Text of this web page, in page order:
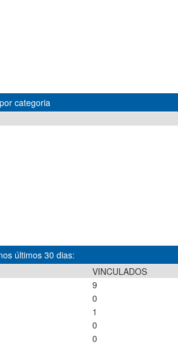
categoria
últimos 30 dias:
VINCULADOS
9
0
1
0
0